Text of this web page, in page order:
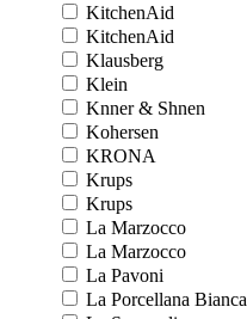
KitchenAid
KitchenAid
Klausberg
Klein
Knner & Shnen
Kohersen
KRONA
Krups
Krups
La Marzocco
La Marzocco
La Pavoni
La Porcellana Bianca